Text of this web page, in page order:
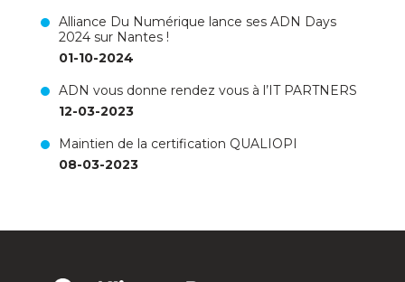
Alliance Du Numérique lance ses ADN Days
2024 sur Nantes !
01-10-2024
ADN vous donne rendez vous à l’IT PARTNERS
12-03-2023
Maintien de la certification QUALIOPI
08-03-2023